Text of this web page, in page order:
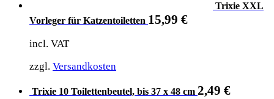
Trixie XXL
Vorleger für Katzentoiletten 15,99 €
incl. VAT
zzgl. Versandkosten
Trixie 10 Toilettenbeutel, bis 37 x 48 cm 2,49 €